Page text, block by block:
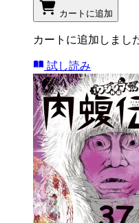
カートに追加
カートに追加しまし
試し読み